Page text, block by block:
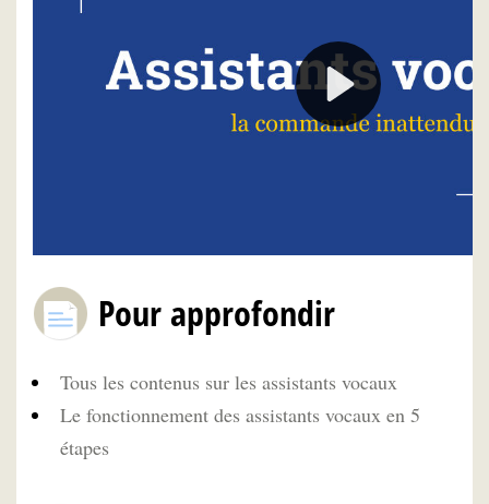
Pour approfondir
Tous les contenus sur les assistants vocaux
Le fonctionnement des assistants vocaux en 5
étapes